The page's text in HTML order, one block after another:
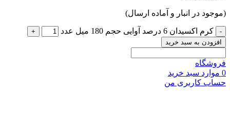
در انبار و آماده ارسال)
کرم اکسیدان 6 درصد آوایی حجم 180 میل عدد
به سبد خرید
سبد خرید
کاربری من